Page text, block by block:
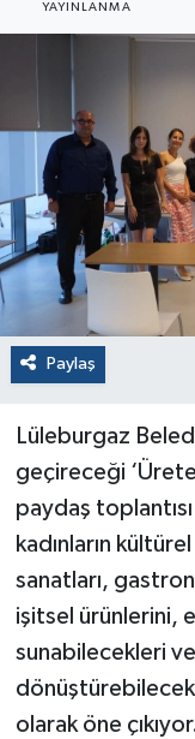
YAYINLANMA
Paylaş
Lüleburgaz
geçireceği
paydaş
kadınların
sanatları,
işitsel ürünlerini,
sunabilecekleri
olarak öne